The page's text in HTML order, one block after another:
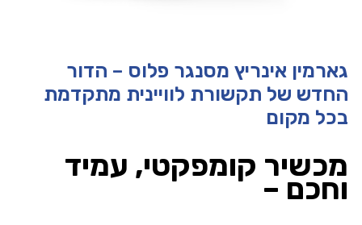
גארמין אינריץ מסנגר פלוס – הדור
החדש של תקשורת לוויינית מתקדמת
בכל מקום
מכשיר קומפקטי, עמיד
וחכם –